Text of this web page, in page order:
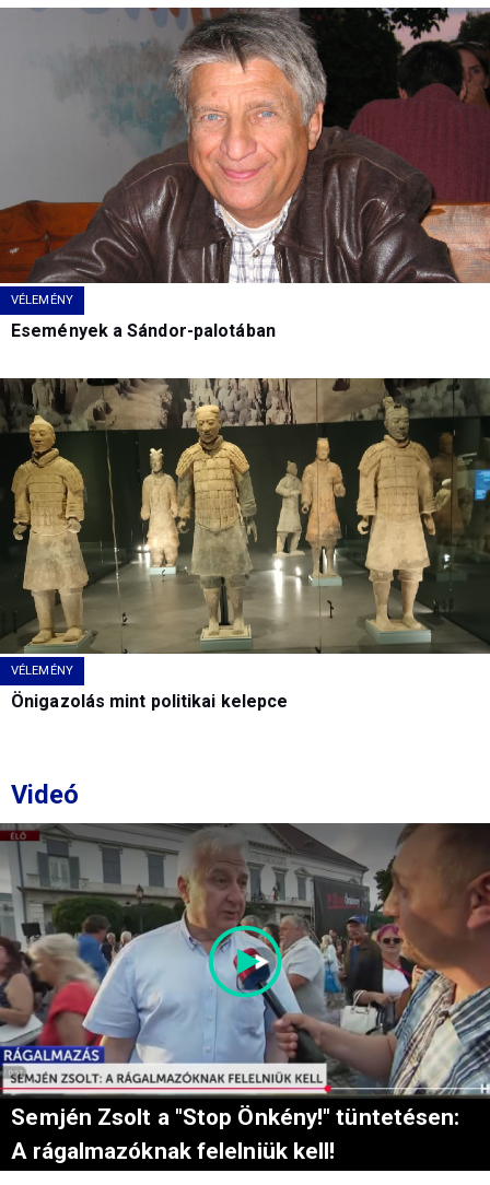
VÉLEMÉNY
Események a Sándor-palotában
VÉLEMÉNY
Önigazolás mint politikai kelepce
Videó
Semjén Zsolt a "Stop Önkény!" tüntetésen:
A rágalmazóknak felelniük kell!